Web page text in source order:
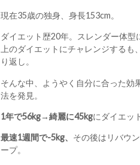
現在35歳の独身、身長153cm。
ダイエット歴20年。スレンダー体型
上のダイエットにチャレンジするも
り返し。
そんな中、ようやく自分に合った効
法を発見。
1年で56kg→綺麗に45kgにダイエッ
最速1週間で-5kg、 その後はリバウ
ープ。